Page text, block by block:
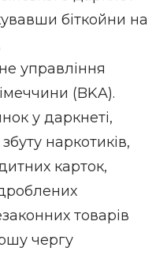
біткойни на
управління
(BKA).
у даркнеті,
наркотиків,
карток,
товарів
чергу